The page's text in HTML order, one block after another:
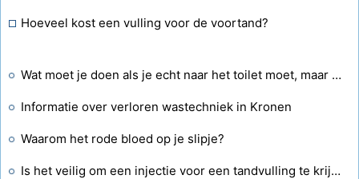
Hoeveel kost een vulling voor de voortand?
Wat moet je doen als je echt naar het toilet moet, maar er is er één in de buurt?
Informatie over verloren wastechniek in Kronen
Waarom het rode bloed op je slipje?
Is het veilig om een ​​injectie voor een tandvulling te krijgen terwijl u antibiotica gebruikt?